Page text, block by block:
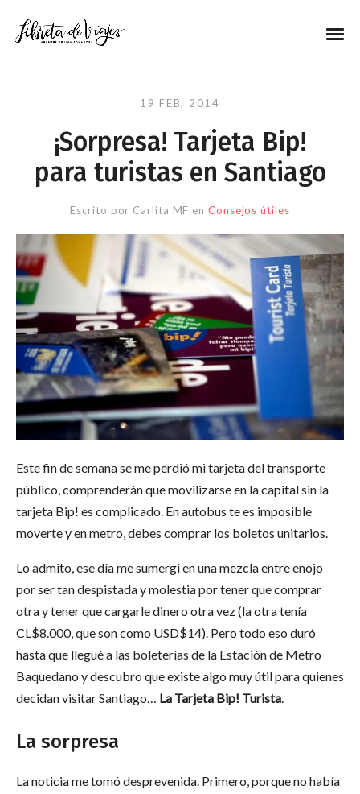
19 FEB, 2014
¡Sorpresa! Tarjeta Bip!
para turistas en Santiago
Escrito por Carlita MF enConsejos útiles
Este fin de semana se me perdió mi tarjeta del transporte
público, comprenderán que movilizarse en la capital sin la
tarjeta Bip! es complicado. En autobus te es imposible
moverte y en metro, debes comprar los boletos unitarios.
Lo admito, ese día me sumergí en una mezcla entre enojo
por ser tan despistada y molestia por tener que comprar
otra y tener que cargarle dinero otra vez (la otra tenía
CL$8.000, que son como USD$14). Pero todo eso duró
hasta que llegué a las boleterías de la Estación de Metro
Baquedano y descubro que existe algo muy útil para quienes
decidan visitar Santiago… La Tarjeta Bip! Turista.
La sorpresa
La noticia me tomó desprevenida. Primero, porque no había